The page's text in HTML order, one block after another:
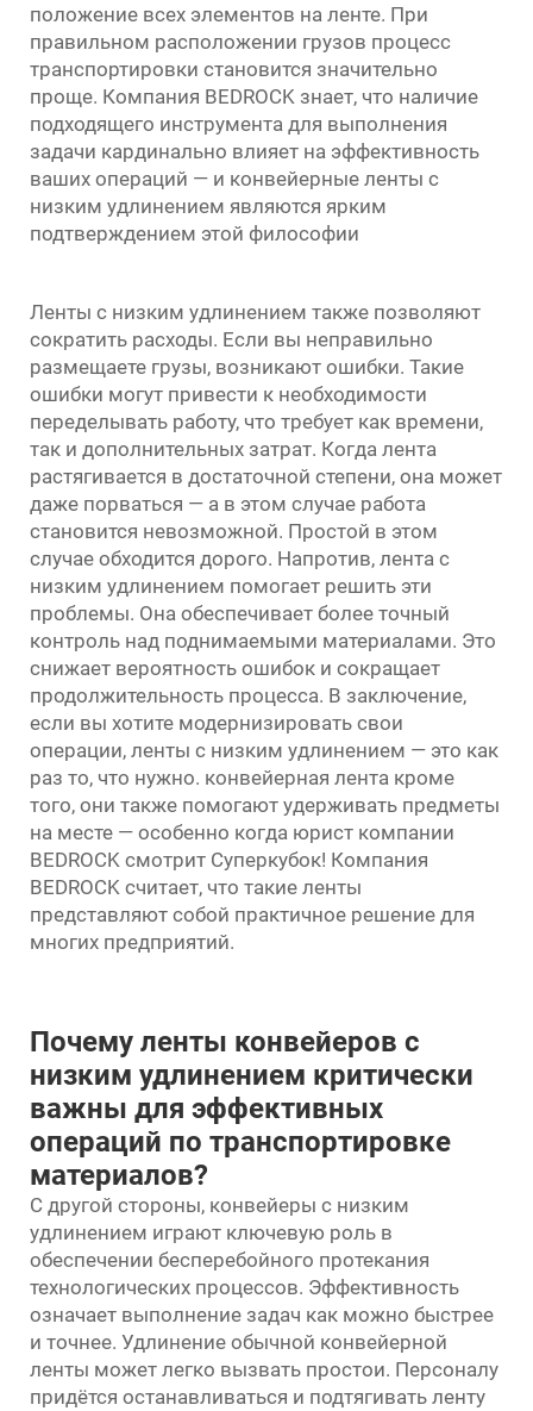
положение всех элементов на ленте. При
правильном расположении грузов процесс
транспортировки становится значительно
проще. Компания BEDROCK знает, что наличие
подходящего инструмента для выполнения
задачи кардинально влияет на эффективность
ваших операций — и конвейерные ленты с
низким удлинением являются ярким
подтверждением этой философии
Ленты с низким удлинением также позволяют
сократить расходы. Если вы неправильно
размещаете грузы, возникают ошибки. Такие
ошибки могут привести к необходимости
переделывать работу, что требует как времени,
так и дополнительных затрат. Когда лента
растягивается в достаточной степени, она может
даже порваться — а в этом случае работа
становится невозможной. Простой в этом
случае обходится дорого. Напротив, лента с
низким удлинением помогает решить эти
проблемы. Она обеспечивает более точный
контроль над поднимаемыми материалами. Это
снижает вероятность ошибок и сокращает
продолжительность процесса. В заключение,
если вы хотите модернизировать свои
операции, ленты с низким удлинением — это как
раз то, что нужно. конвейерная лента кроме
того, они также помогают удерживать предметы
на месте — особенно когда юрист компании
BEDROCK смотрит Суперкубок! Компания
BEDROCK считает, что такие ленты
представляют собой практичное решение для
многих предприятий.
Почему ленты конвейеров с
низким удлинением критически
важны для эффективных
операций по транспортировке
материалов?
С другой стороны, конвейеры с низким
удлинением играют ключевую роль в
обеспечении бесперебойного протекания
технологических процессов. Эффективность
означает выполнение задач как можно быстрее
и точнее. Удлинение обычной конвейерной
ленты может легко вызвать простои. Персоналу
придётся останавливаться и подтягивать ленту